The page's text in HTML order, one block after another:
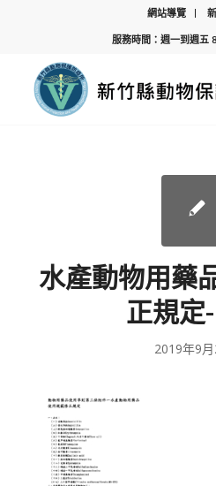
網站導覽
服務時間：週一到週五
水產動物用藥
正規
2019年9